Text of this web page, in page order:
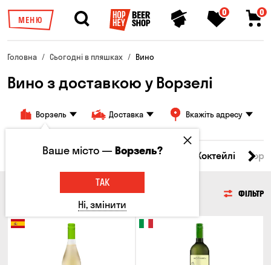
МЕНЮ
0 0
Головна Сьогодні в пляшках Вино
Вино з доставкою у Ворзелі
Ворзель Доставка Вкажіть адресу
Пиво Сидр Вино Коктейлі
ФІЛЬТР
Ваше місто —Ворзель?
ТАК
Ні, змінити